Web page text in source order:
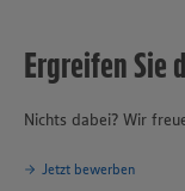
Ergreifen Sie
Nichts dabei? Wir
Jetzt bewerben